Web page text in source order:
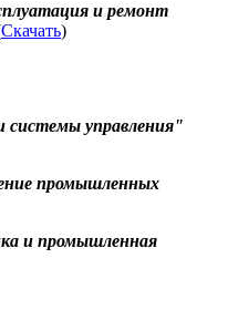
и ремонт
Скачать)
управления"
промышленных
и промышленная